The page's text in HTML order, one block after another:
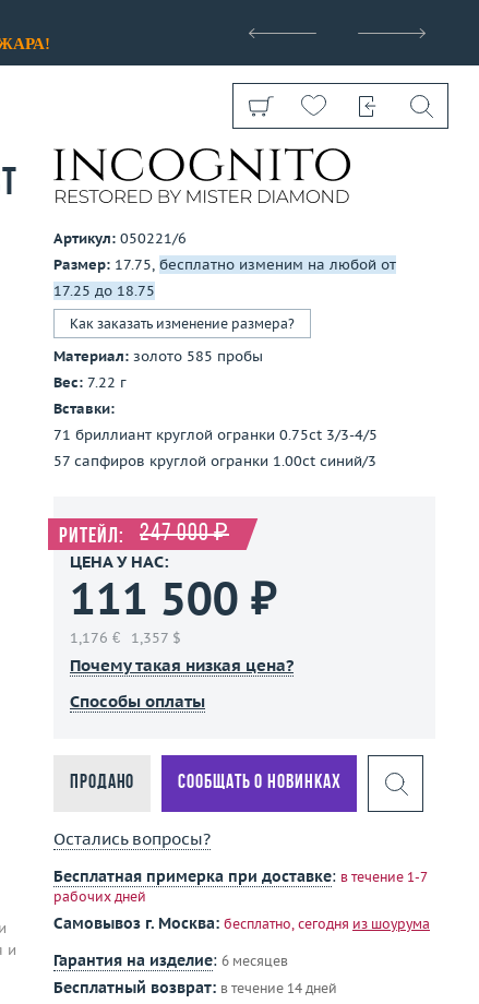
Показать все
и
Артикул: 050221/6
Размер: 17.75, бесплатно изменим на любой от
17.25 до 18.75
Как заказать изменение размера?
Материал: золото 585 пробы
Вес: 7.22 г
Вставки:
71 бриллиант круглой огранки 0.75ct 3/3-4/5
57 сапфиров круглой огранки 1.00ct синий/3
Ритейл: 247 000 ₽
ЦЕНА У НАС:
111 500 ₽
1,176 € 1,357 $
Почему такая низкая цена?
Способы оплаты
Продано Сообщать о новинках
Остались вопросы?
Бесплатная примерка при доставке: в течение 1-7
рабочих дней
Самовывоз г. Москва: бесплатно, сегодня из шоурума
Гарантия на изделие: 6 месяцев
Бесплатный возврат: в течение 14 дней